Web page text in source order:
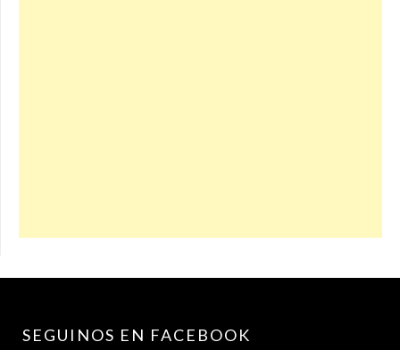
SEGUINOS EN FACEBOOK